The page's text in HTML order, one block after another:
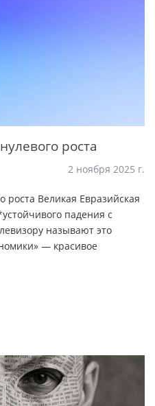
роста
2 ноября 2025 г.
роста Великая Евразийская
падения с
называют это
— красивое